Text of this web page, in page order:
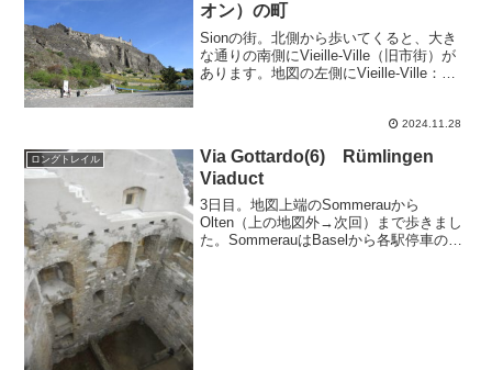
オン）の町
Sionの街。北側から歩いてくると、大き
な通りの南側にVieille-Ville（旧市街）が
あります。地図の左側にVieille-Ville：青
2024.11.28
ロングトレイル
Via Gottardo(6) Rümlingen
Viaduct
3日目。地図上端のSommerauから
Olten（上の地図外→次回）まで歩きまし
た。SommerauはBaselから各駅停車の列